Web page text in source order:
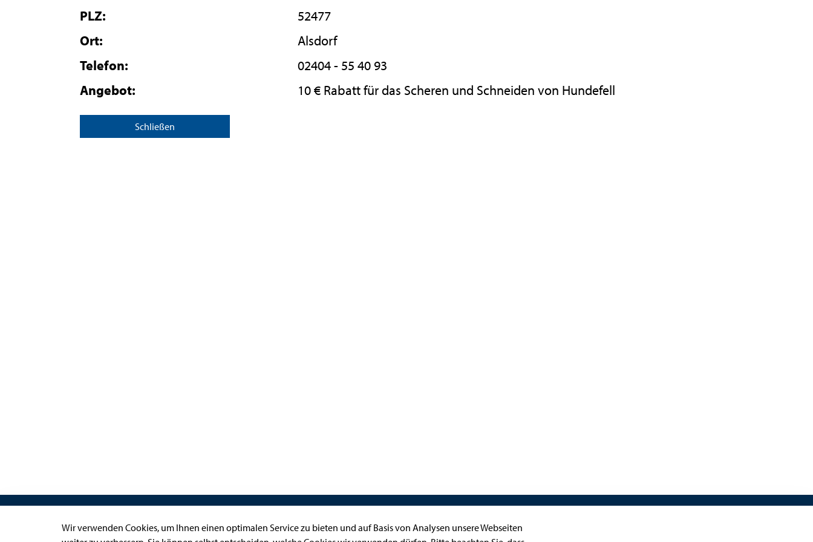
PLZ:
52477
Ort:
Alsdorf
Telefon:
02404 - 55 40 93
Angebot:
10 € Rabatt für das Scheren und Schneiden von Hundefell
Schließen
Links Kontakt
Wir verwenden Cookies, um Ihnen einen optimalen Service zu bieten und auf Basis von Analysen unsere Webseiten